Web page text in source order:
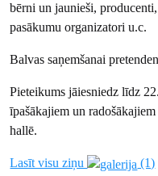
bērni un jaunieši,
pasākumu organizatori u.c.
Balvas saņemšanai
Pieteikums jāiesniedz līdz
īpašākajiem un
hallē.
Lasīt visu ziņu (1)